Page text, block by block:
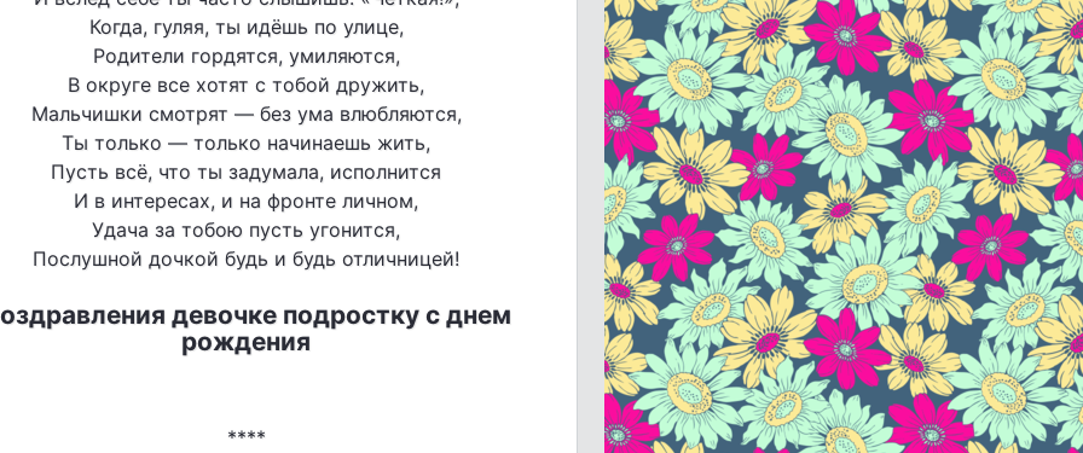
Когда, гуляя, ты идёшь по улице,
Родители гордятся, умиляются,
В округе все хотят с тобой дружить,
Мальчишки смотрят — без ума влюбляются,
Ты только — только начинаешь жить,
Пусть всё, что ты задумала, исполнится
И в интересах, и на фронте личном,
Удача за тобою пусть угонится,
Послушной дочкой будь и будь отличницей!
девочке подростку с днем
рождения
****